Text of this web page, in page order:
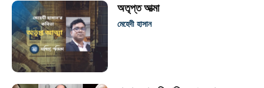
অতৃপ্ত আত্মা
মেহেদী হাসান